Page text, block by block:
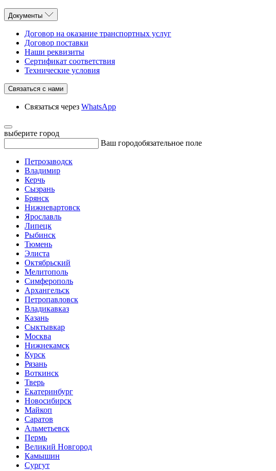
Документы
Договор на оказание транспортных услуг
Договор поставки
Наши реквизиты
Сертификат соответствия
Технические условия
Связаться с нами
Связаться через WhatsApp
выберите город
Ваш городобязательное поле
Петрозаводск
Владимир
Керчь
Сызрань
Брянск
Нижневартовск
Ярославль
Липецк
Рыбинск
Тюмень
Элиста
Октябрьский
Мелитополь
Симферополь
Архангельск
Петропавловск
Владикавказ
Казань
Сыктывкар
Москва
Нижнекамск
Курск
Рязань
Воткинск
Тверь
Екатеринбург
Новосибирск
Майкоп
Саратов
Альметьевск
Пермь
Великий Новгород
Камышин
Сургут